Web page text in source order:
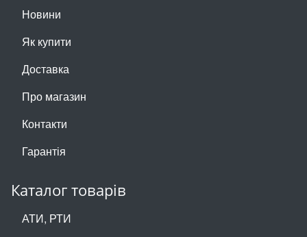
Новини
Як купити
Доставка
Про магазин
Контакти
Гарантія
Каталог товарів
АТИ, РТИ